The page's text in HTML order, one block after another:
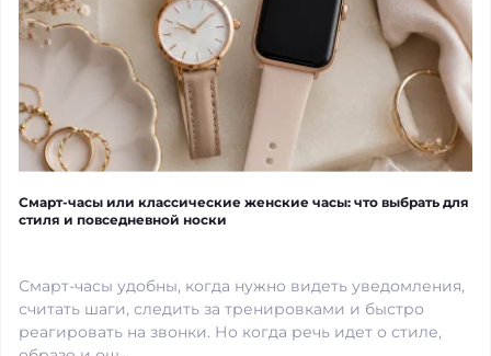
Смарт-часы или классические женские часы: что выбрать для
стиля и повседневной носки
Смарт-часы удобны, когда нужно видеть уведомления,
считать шаги, следить за тренировками и быстро
реагировать на звонки. Но когда речь идет о стиле,